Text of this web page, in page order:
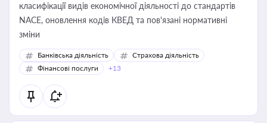
класифікації видів економічної діяльності до стандартів
NACE, оновлення кодів КВЕД та пов'язані нормативні
зміни
Банківська діяльність
Страхова діяльність
Фінансові послуги
+13